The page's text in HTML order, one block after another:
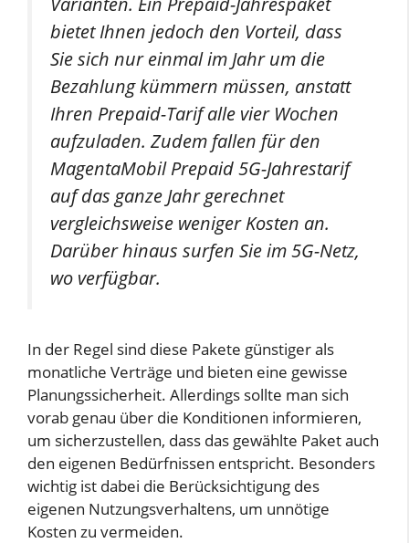
bietet Ihnen jedoch den Vorteil, dass
Sie sich nur einmal im Jahr um die
Bezahlung kümmern müssen, anstatt
Ihren Prepaid-Tarif alle vier Wochen
aufzuladen. Zudem fallen für den
MagentaMobil Prepaid 5G-Jahrestarif
auf das ganze Jahr gerechnet
vergleichsweise weniger Kosten an.
Darüber hinaus surfen Sie im 5G-Netz,
wo verfügbar.
In der Regel sind diese Pakete günstiger als
monatliche Verträge und bieten eine gewisse
Planungssicherheit. Allerdings sollte man sich
vorab genau über die Konditionen informieren,
um sicherzustellen, dass das gewählte Paket auch
den eigenen Bedürfnissen entspricht. Besonders
wichtig ist dabei die Berücksichtigung des
eigenen Nutzungsverhaltens, um unnötige
Kosten zu vermeiden.